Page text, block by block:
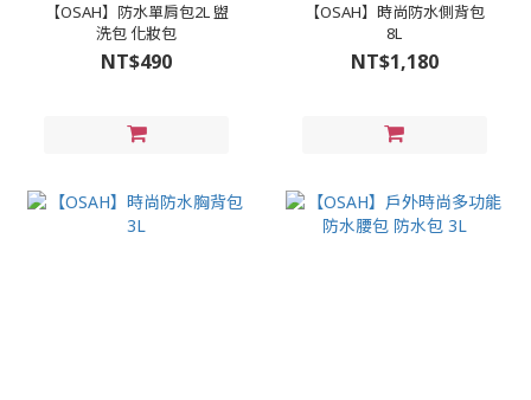
【OSAH】防水單肩包2L 盥
洗包 化妝包
NT$490
【OSAH】時尚防水側背包
8L
NT$1,180